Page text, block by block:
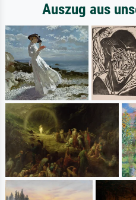
Auszug aus